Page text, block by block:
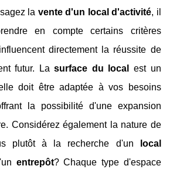
la vente d'un local d'activité, il
en compte certains critères
directement la réussite de
futur. Lasurface du local
est un
doit être adaptée à vos besoins
la possibilité d'une expansion
Considérez également la nature de
plutôt à la recherche d'un
local
entrepôt? Chaque type d'espace